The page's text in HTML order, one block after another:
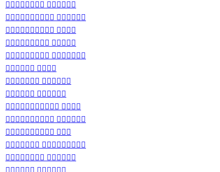
 
 
 
 
 
 
 
 
 
 
 
 
 
 